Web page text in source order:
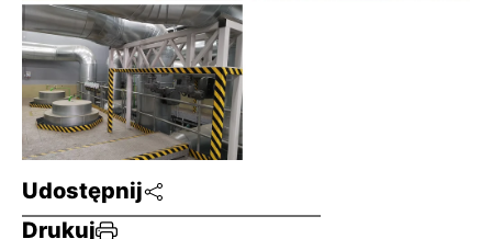
Udostępnij
Drukuj